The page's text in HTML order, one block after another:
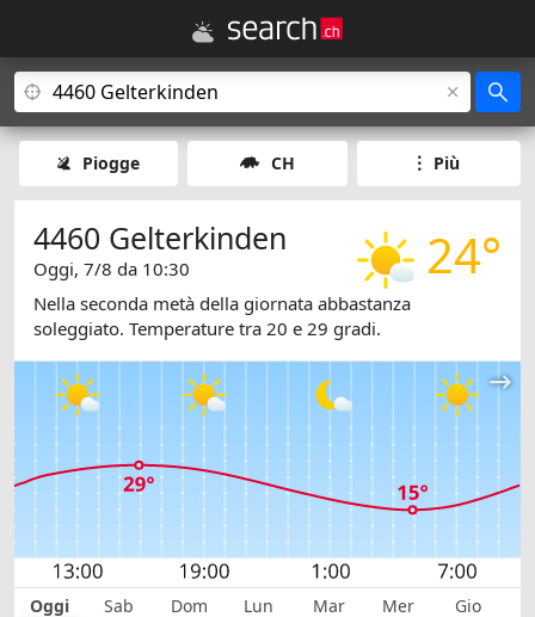
Piogge CH Più
24°
4460 Gelterkinden
Oggi, 7/8 da 10:30
Nella seconda metà della giornata abbastanza
soleggiato. Temperature tra 20 e 29 gradi.
Oggi Sab Dom Lun Mar Mer Gio